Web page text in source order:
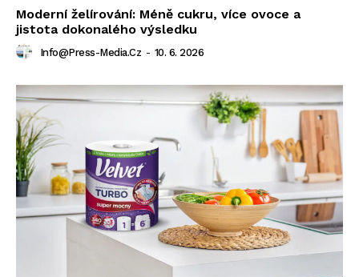
Moderní želírování: Méně cukru, více ovoce a
jistota dokonalého výsledku
Info@press-Media.cz - 10. 6. 2026